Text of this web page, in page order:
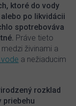
ktoré do vody
po likvidácii
spotrebováva
Práve tieto
živinami a
a nežiaducim
rozklad
priebehu